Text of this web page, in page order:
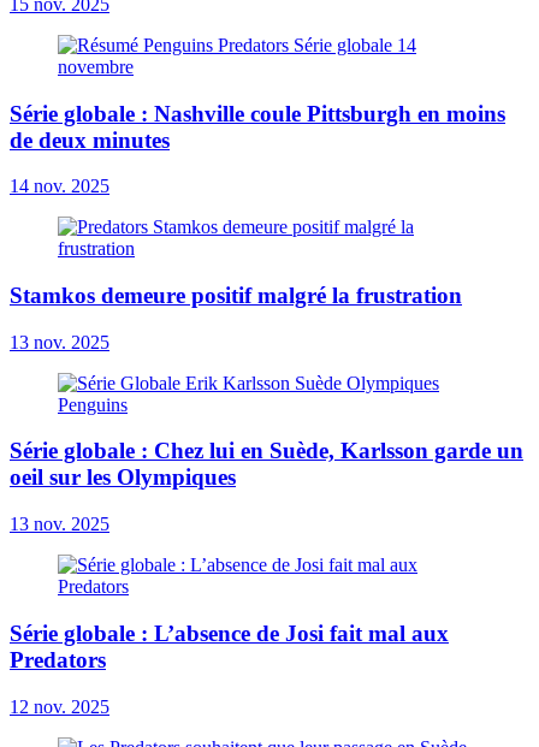
Série globale : Nashville coule Pittsburgh en moins
de deux minutes
14 nov. 2025
Stamkos demeure positif malgré la frustration
13 nov. 2025
Série globale : Chez lui en Suède, Karlsson garde un
oeil sur les Olympiques
13 nov. 2025
Série globale : L’absence de Josi fait mal aux
Predators
12 nov. 2025